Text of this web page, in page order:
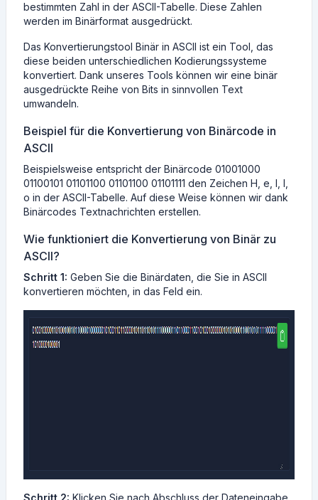
bestimmten Zahl in der ASCII-Tabelle. Diese Zahlen
werden im Binärformat ausgedrückt.
Das Konvertierungstool Binär in ASCII ist ein Tool, das
diese beiden unterschiedlichen Kodierungssysteme
konvertiert. Dank unseres Tools können wir eine binär
ausgedrückte Reihe von Bits in sinnvollen Text
umwandeln.
Beispiel für die Konvertierung von Binärcode in
ASCII
Beispielsweise entspricht der Binärcode 01001000
01100101 01101100 01101100 01101111 den Zeichen H, e, l, l,
o in der ASCII-Tabelle. Auf diese Weise können wir dank
Binärcodes Textnachrichten erstellen.
Wie funktioniert die Konvertierung von Binär zu
ASCII?
Schritt 1: Geben Sie die Binärdaten, die Sie in ASCII
konvertieren möchten, in das Feld ein.
Schritt 2: Klicken Sie nach Abschluss der Dateneingabe